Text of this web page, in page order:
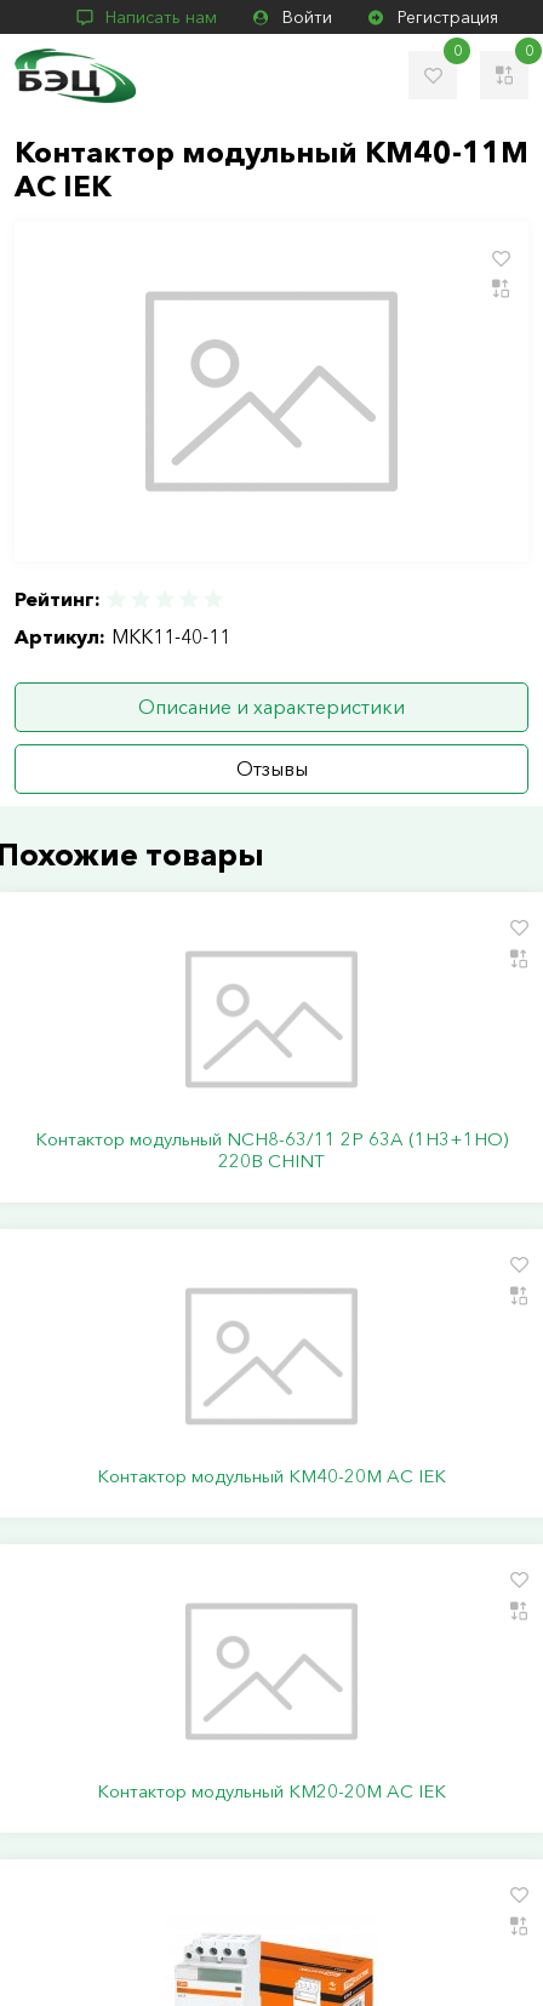
Написать нам Войти Регистрация
0 0
Контактор модульный КМ40-11М
AC IEK
Рейтинг:
Артикул: MKK11-40-11
Описание и характеристики
Отзывы
товары
Контактор модульный NCH8-63/11 2P 63A (1H3+1HO)
220В CHINT
Контактор модульный КМ40-20М AC IEK
Контактор модульный КМ20-20М AC IEK